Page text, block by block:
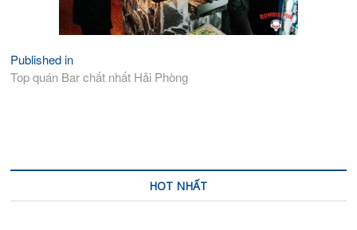
Điều
hướng
Published in
Top quán Bar chất nhất Hải Phòng
HOT NHẤT